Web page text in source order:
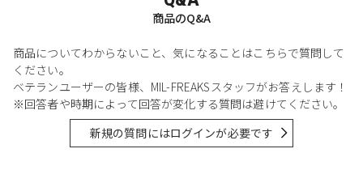
商品のQ&A
商品についてわからないこと、気になることはこちらで質問して
ください。
ベテランユーザーの皆様、MIL-FREAKSスタッフがお答えします！
※回答者や時期によって回答が変化する質問は避けてください。
新規の質問にはログインが必要です